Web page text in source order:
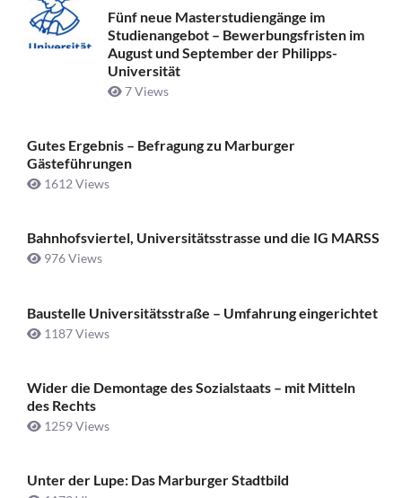
Fünf neue Masterstudiengänge im
Studienangebot – Bewerbungsfristen im
August und September der Philipps-
Universität
7 Views
Gutes Ergebnis – Befragung zu Marburger
Gästeführungen
1612 Views
Bahnhofsviertel, Universitätsstrasse und die IG MARSS
976 Views
Baustelle Universitätsstraße ­– Umfahrung eingerichtet
1187 Views
Wider die Demontage des Sozialstaats – mit Mitteln
des Rechts
1259 Views
Unter der Lupe: Das Marburger Stadtbild